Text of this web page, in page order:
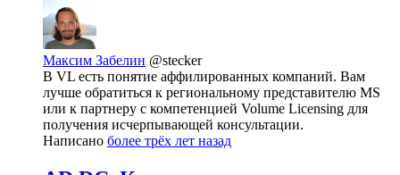
Максим Забелин @stecker
В VL есть понятие аффилированных компаний. Вам
лучше обратиться к региональному представителю MS
или к партнеру с компетенцией Volume Licensing для
получения исчерпывающей консультации.
Написано более трёх лет назад